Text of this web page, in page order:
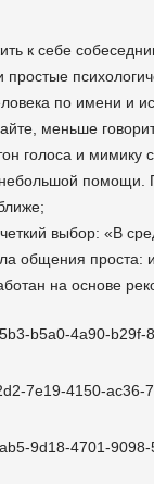
к себе
простые
по имени и
меньше
голоса и мимику
помощи.
выбор: «В
общения проста:
на основе